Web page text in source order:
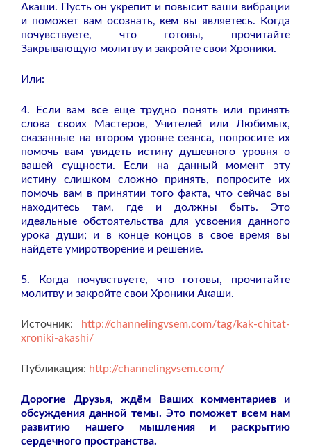
Акаши. Пусть он укрепит и повысит ваши вибрации
и поможет вам осознать, кем вы являетесь. Когда
почувствуете, что готовы, прочитайте
Закрывающую молитву и закройте свои Хроники.
Или:
4. Если вам все еще трудно понять или принять
слова своих Мастеров, Учителей или Любимых,
сказанные на втором уровне сеанса, попросите их
помочь вам увидеть истину душевного уровня о
вашей сущности. Если на данный момент эту
истину слишком сложно принять, попросите их
помочь вам в принятии того факта, что сейчас вы
находитесь там, где и должны быть. Это
идеальные обстоятельства для усвоения данного
урока души; и в конце концов в свое время вы
найдете умиротворение и решение.
5. Когда почувствуете, что готовы, прочитайте
молитву и закройте свои Хроники Акаши.
Источник:
http://channelingvsem.com/tag/kak-chitat-
xroniki-akashi/
Публикация: http://channelingvsem.com/
Дорогие Друзья, ждём Ваших комментариев и
обсуждения данной темы. Это поможет всем нам
развитию нашего мышления и раскрытию
сердечного пространства.